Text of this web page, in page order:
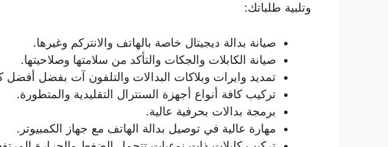
وتلبية طلباتك:
صيانة بدالة ديجيتال خاصة بالهاتف والانتركم وغيرها.
صيانة الكابلات والجكات والتأكد من سلامتها وصلاحيتها.
تمديد وايرات وبلاكات البدالات والتلفون آت بفضل أفضل
تركيب كافة أنواع أجهزة السنترال التقليدية والمتطورة.
برمجة بدالات بحرفية عالية.
مهارة عالية في توصيل بدالة الهاتف مع جهاز الكمبيوتر.